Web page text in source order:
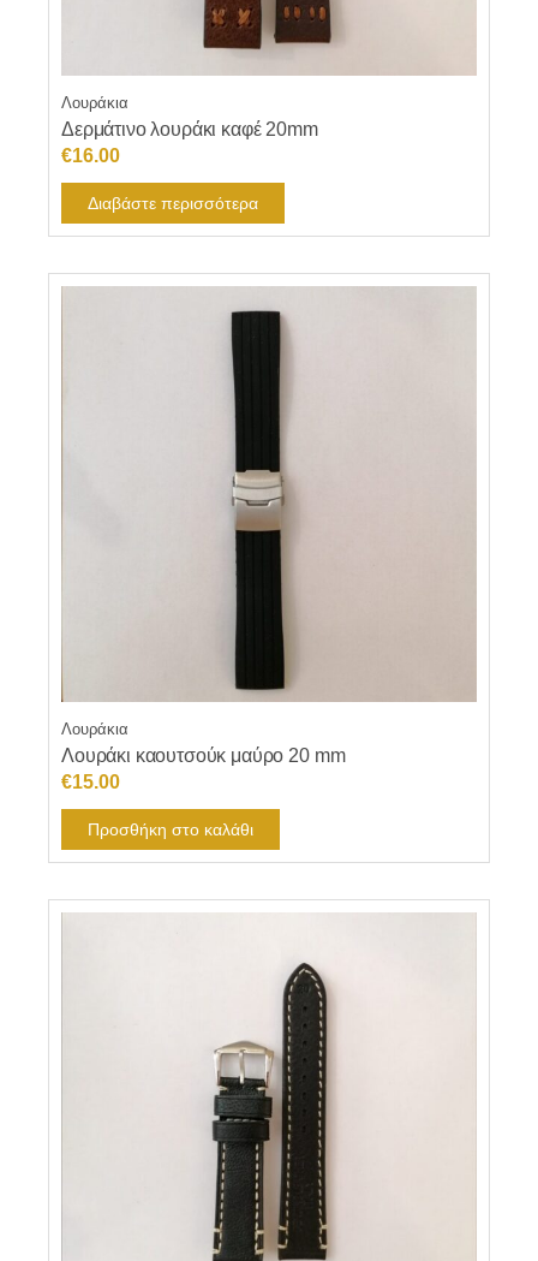
Λουράκια
Δερμάτινο λουράκι καφέ 20mm
€16.00
Διαβάστε περισσότερα
Λουράκια
Λουράκι καουτσούκ μαύρο 20 mm
€15.00
Προσθήκη στο καλάθι